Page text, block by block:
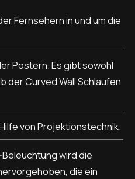
Fernsehern in und um die
Postern. Es gibt sowohl
der Curved Wall Schlaufen
von Projektionstechnik.
wird die
die ein